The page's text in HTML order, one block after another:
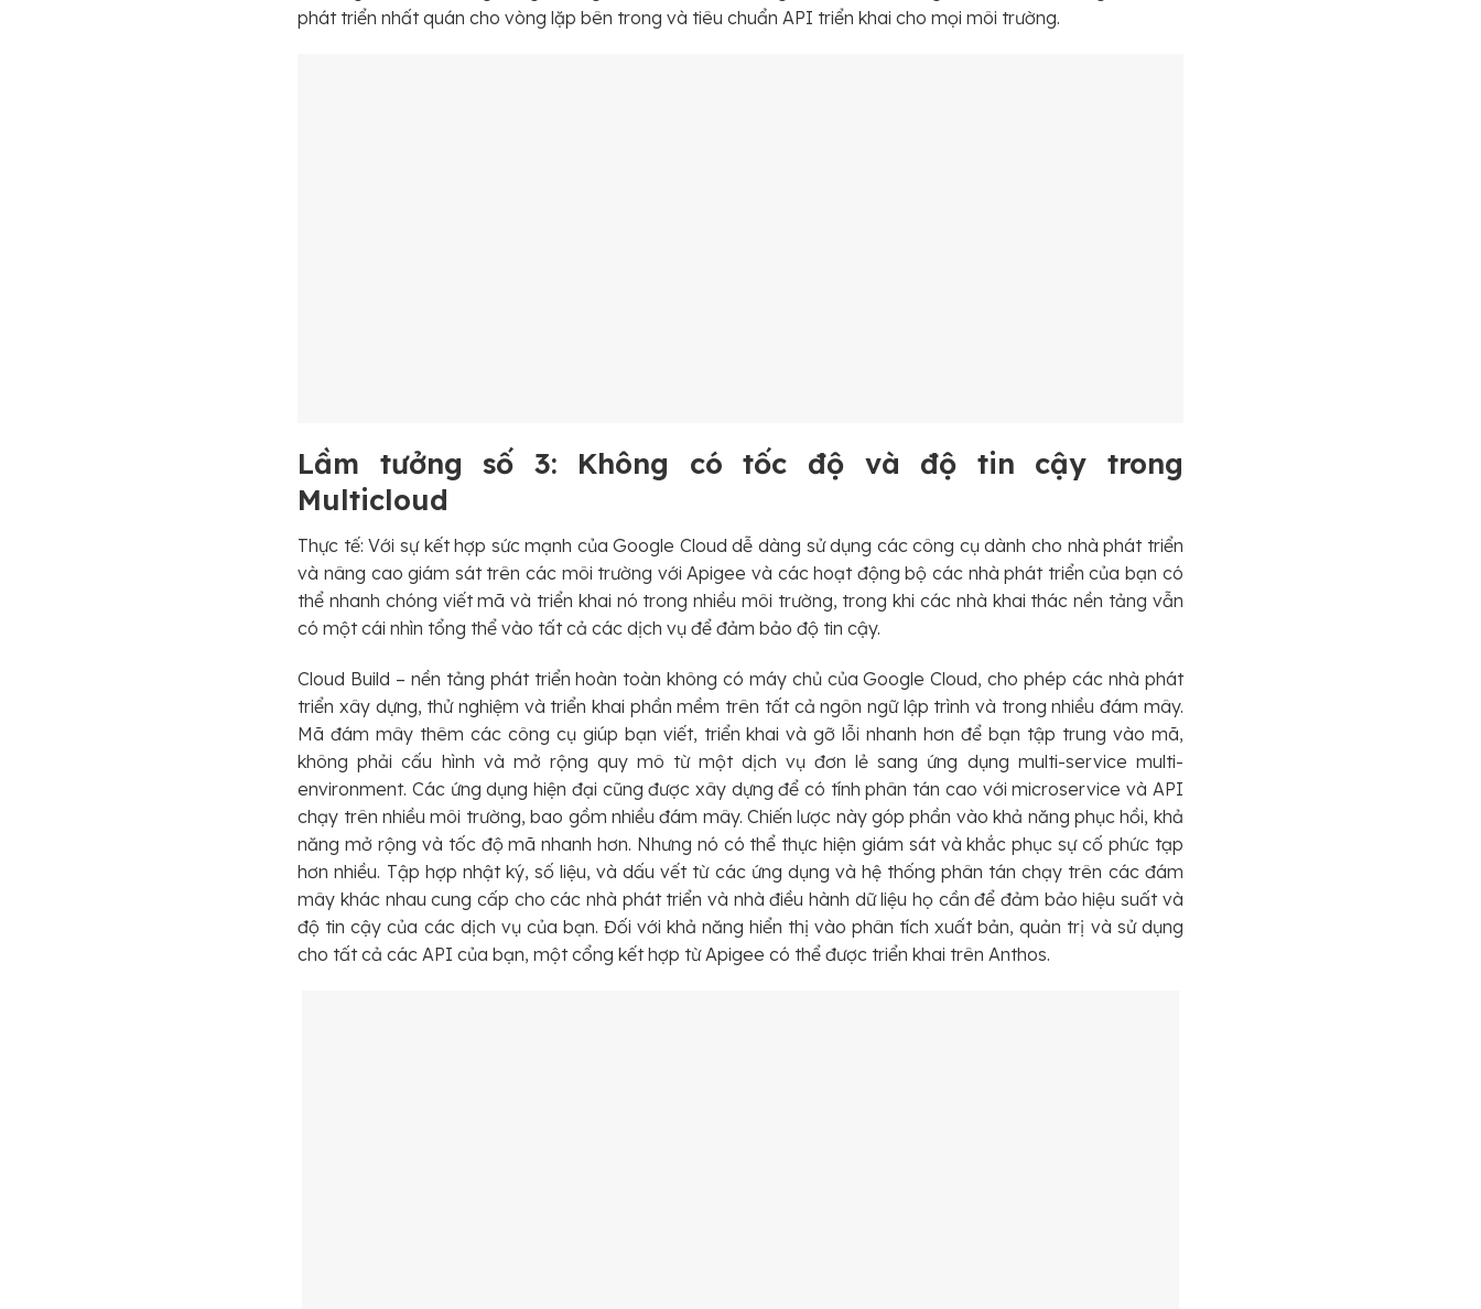
phát triển nhất quán cho vòng lặp bên trong và tiêu chuẩn API triển khai cho mọi môi trường.
Lầm tưởng số 3: Không có tốc độ và độ tin cậy trong
Multicloud
Thực tế: Với sự kết hợp sức mạnh của Google Cloud dễ dàng sử dụng các công cụ dành cho nhà phát triển
và nâng cao giám sát trên các môi trường với Apigee và các hoạt động bộ các nhà phát triển của bạn có
thể nhanh chóng viết mã và triển khai nó trong nhiều môi trường, trong khi các nhà khai thác nền tảng vẫn
có một cái nhìn tổng thể vào tất cả các dịch vụ để đảm bảo độ tin cậy.
Cloud Build – nền tảng phát triển hoàn toàn không có máy chủ của Google Cloud, cho phép các nhà phát
triển xây dựng, thử nghiệm và triển khai phần mềm trên tất cả ngôn ngữ lập trình và trong nhiều đám mây.
Mã đám mây thêm các công cụ giúp bạn viết, triển khai và gỡ lỗi nhanh hơn để bạn tập trung vào mã,
không phải cấu hình và mở rộng quy mô từ một dịch vụ đơn lẻ sang ứng dụng multi-service multi-
environment. Các ứng dụng hiện đại cũng được xây dựng để có tính phân tán cao với microservice và API
chạy trên nhiều môi trường, bao gồm nhiều đám mây. Chiến lược này góp phần vào khả năng phục hồi, khả
năng mở rộng và tốc độ mã nhanh hơn. Nhưng nó có thể thực hiện giám sát và khắc phục sự cố phức tạp
hơn nhiều. Tập hợp nhật ký, số liệu, và dấu vết từ các ứng dụng và hệ thống phân tán chạy trên các đám
mây khác nhau cung cấp cho các nhà phát triển và nhà điều hành dữ liệu họ cần để đảm bảo hiệu suất và
độ tin cậy của các dịch vụ của bạn. Đối với khả năng hiển thị vào phân tích xuất bản, quản trị và sử dụng
cho tất cả các API của bạn, một cổng kết hợp từ Apigee có thể được triển khai trên Anthos.